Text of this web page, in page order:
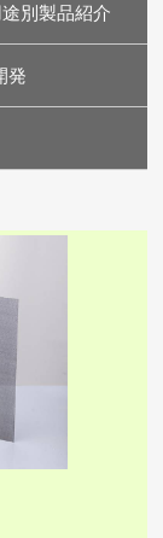
別製品紹介
体用
用
ルギー･脱炭
用
プ(照明)用
炉部材用
ス用
･切断･工具用
発
クル技術
グステン
リブデン